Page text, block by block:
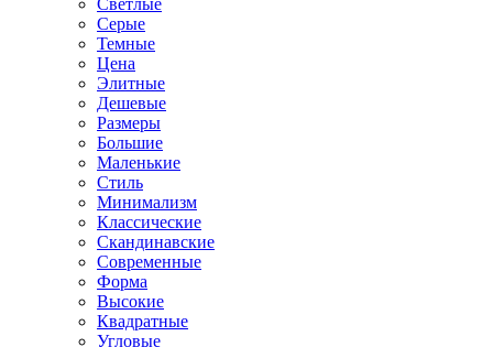
Светлые
Серые
Темные
Цена
Элитные
Дешевые
Размеры
Большие
Маленькие
Стиль
Минимализм
Классические
Скандинавские
Современные
Форма
Высокие
Квадратные
Угловые